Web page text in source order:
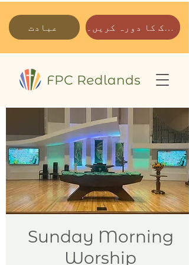
عبادت ہمارے پارک کا دورہ کریں۔
Sunday Morning
Worship